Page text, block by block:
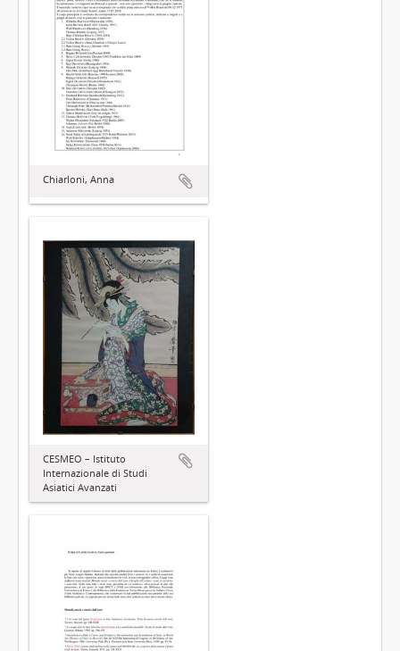
Chiarloni, Anna
CESMEO – Istituto
Internazionale di Studi
Asiatici Avanzati